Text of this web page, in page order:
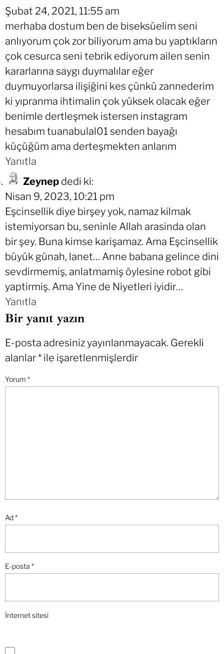
Şubat 24, 2021, 11:55 am
merhaba dostum ben de biseksüelim seni
anlıyorum çok zor biliyorum ama bu yaptıkların
çok cesurca seni tebrik ediyorum ailen senin
kararlarına saygı duymalılar eğer
duymuyorlarsa ilişiğini kes çünkü zannederim
ki yıpranma ihtimalin çok yüksek olacak eğer
benimle dertleşmek istersen instagram
hesabım tuanabulal01 senden bayağı
küçüğüm ama derteşmekten anlarım
Yanıtla
Zeynep dedi ki:
Nisan 9, 2023, 10:21 pm
Eşcinsellik diye birşey yok, namaz kilmak
istemiyorsan bu, seninle Allah arasinda olan
bir şey. Buna kimse karişamaz. Ama Eşcinsellik
büyük günah, lanet… Anne babana gelince dini
sevdirmemiş, anlatmamiş öylesine robot gibi
yaptirmiş. Ama Yine de Niyetleri iyidir…
Yanıtla
Bir yanıt yazın
E-posta adresiniz yayınlanmayacak. Gerekli
alanlar* ile işaretlenmişlerdir
Yorum *
Ad*
E-posta *
İnternet sitesi